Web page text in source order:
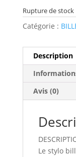
Rupture de stock
Catégorie :
Description
Avis (0)
Le stylo